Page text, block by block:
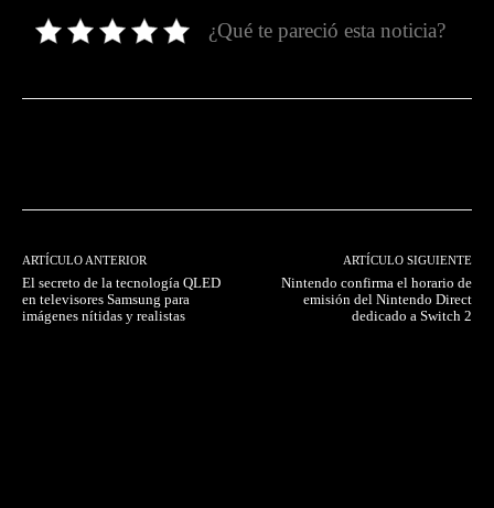
¿Qué te pareció esta noticia?
ARTÍCULO ANTERIOR
El secreto de la tecnología QLED
en televisores Samsung para
imágenes nítidas y realistas
ARTÍCULO SIGUIENTE
Nintendo confirma el horario de
emisión del Nintendo Direct
dedicado a Switch 2